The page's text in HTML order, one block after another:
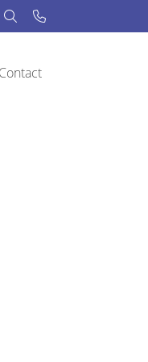
Contact